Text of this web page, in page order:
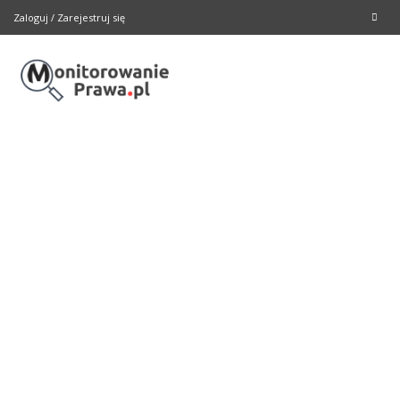
Zaloguj / Zarejestruj się